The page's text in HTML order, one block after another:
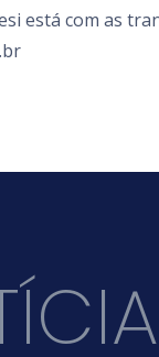
está com as